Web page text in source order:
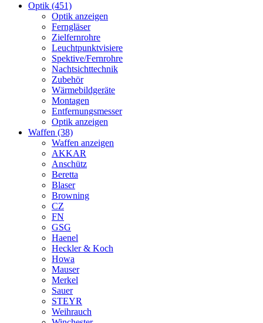
Optik (451)
Optik anzeigen
Ferngläser
Zielfernrohre
Leuchtpunktvisiere
Spektive/Fernrohre
Nachtsichttechnik
Zubehör
Wärmebildgeräte
Montagen
Entfernungsmesser
Optik anzeigen
Waffen (38)
Waffen anzeigen
AKKAR
Anschütz
Beretta
Blaser
Browning
CZ
FN
GSG
Haenel
Heckler & Koch
Howa
Mauser
Merkel
Sauer
STEYR
Weihrauch